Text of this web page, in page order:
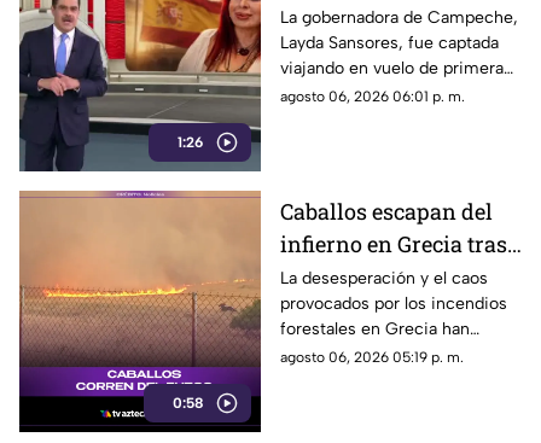
1:26
clase rumbo a España
junto a la directora del
DIF
La gobernadora de Campeche,
Layda Sansores, fue captada
viajando en vuelo de primera
clase con destino a España en
agosto 06, 2026 06:01 p. m.
0:58
Caballos escapan del
infierno en Grecia tras
cuatro días de
incendios
descontrolados
La desesperación y el caos
provocados por los incendios
forestales en Grecia han
dejado imágenes
agosto 06, 2026 05:19 p. m.